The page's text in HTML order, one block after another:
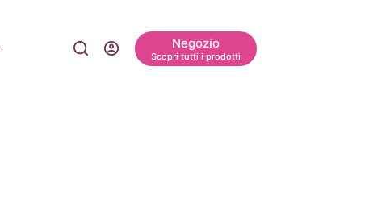
Negozio
Scopri tutti i prodotti